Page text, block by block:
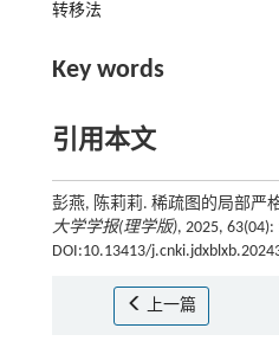
转移法
Key words
引用本文
彭燕, 陈莉莉. 稀疏图的局部严
大学学报(理学版), 2025, 63(04):
DOI:10.13413/
上一篇